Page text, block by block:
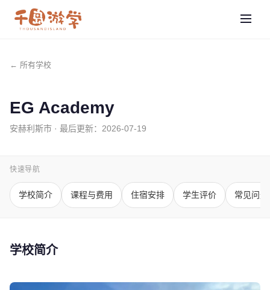
← 所有学校
EG Academy
安赫利斯市 · 最后更新： 2026-07-19
快速导航
学校简介 课程与费用 住宿安排 学生评价 常见问题
学校简介